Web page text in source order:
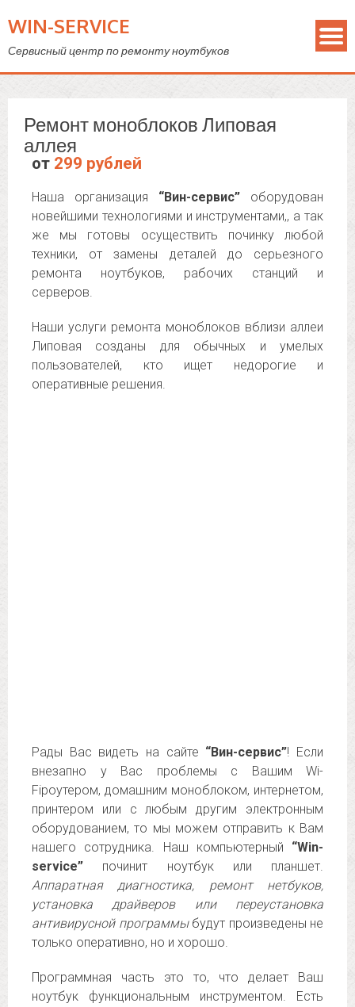
WIN-SERVICE
Сервисный центр по ремонту ноутбуков
Ремонт моноблоков Липовая
аллея
от 299 рублей
Наша организация “Вин-сервис” оборудован
новейшими технологиями и инструментами,, а так
же мы готовы осуществить починку любой
техники, от замены деталей до серьезного
ремонта ноутбуков, рабочих станций и
серверов.
Наши услуги ремонта моноблоков вблизи аллеи
Липовая созданы для обычных и умелых
пользователей, кто ищет недорогие и
оперативные решения.
Рады Вас видеть на сайте “Вин-сервис”! Если
внезапно у Вас проблемы с Вашим Wi-
Fiроутером, домашним моноблоком, интернетом,
принтером или с любым другим электронным
оборудованием, то мы можем отправить к Вам
нашего сотрудника. Наш компьютерный “Win-
service” починит ноутбук или планшет.
Аппаратная диагностика, ремонт нетбуков,
установка драйверов или переустановка
антивирусной программыбудут произведены не
только оперативно, но и хорошо.
Программная часть это то, что делает Ваш
ноутбук функциональным инструментом. Есть